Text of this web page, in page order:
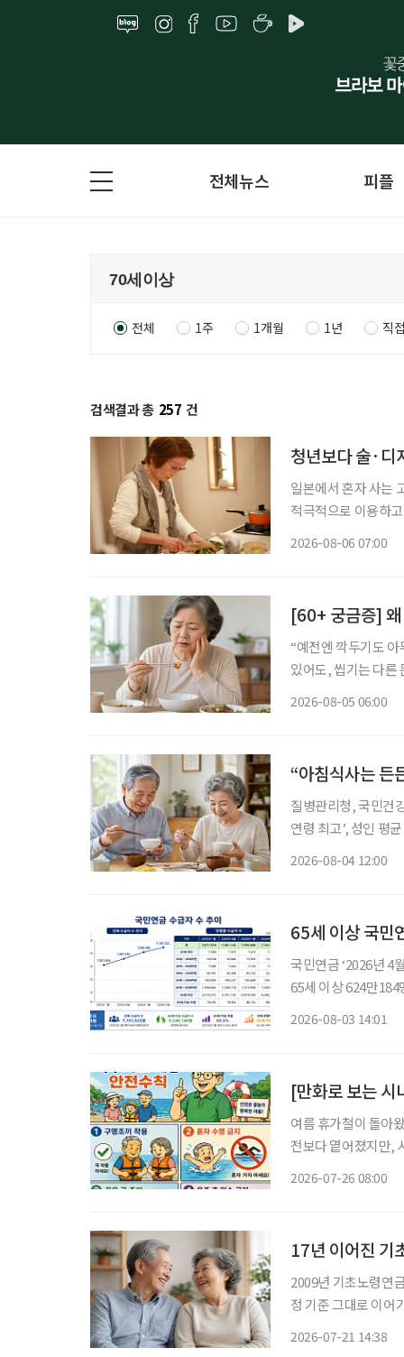
전체뉴스 피플
전체 1주 1개월 1년 직
검색결과 총 257 건
청년보다 술·
일본에서 혼자 사는
적극적으로 이용하
2026-08-06 07:00
[60+ 궁금증] 왜
“예전엔 깍두기도 아무
있어도, 씹기는 다른
2026-08-05 06:00
“아침식사는 든
질병관리청, 국민건강영양
연령 최고’, 성인 평균 58.6점보다 높아 ‘아침식
2026-08-04 12:00
65세 이상 국민
국민연금 ‘2026년 4
65세 이상 624만184명, 전체 수급자
2026-08-03 14:01
[만화로 보는 시
여름 휴가철이 돌아
전보다 옅어졌지만,
2026-07-26 08:00
17년 이어진 기
2009년 기초노령연
정 기준 그대로 이어가 정부,
2026-07-21 14:38